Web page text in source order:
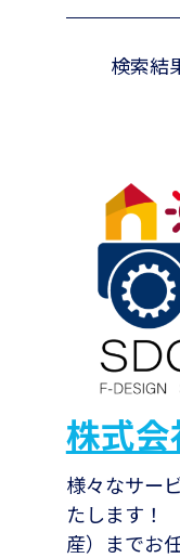
検索結
株式
様々なサー
たします！
産）までお